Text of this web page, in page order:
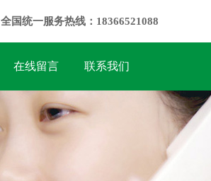
全国统一服务热线：18366521088
在线留言 联系我们